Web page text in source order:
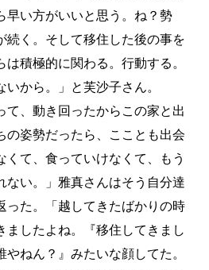
早い方がいいと思う。ね？勢
く。 そして移住した後の事を
積極的に関わる。行動する。
から。」と芙沙子さん。
て、動き回ったからこの家と出
の姿勢だったら、ここと も出会
くて、食っていけなくて、もう
ない。」雅真さんはそう自分達
た。
「越してきたばかりの時
ましたよね。『移住してきまし
やねん？』みたいな顔してた。